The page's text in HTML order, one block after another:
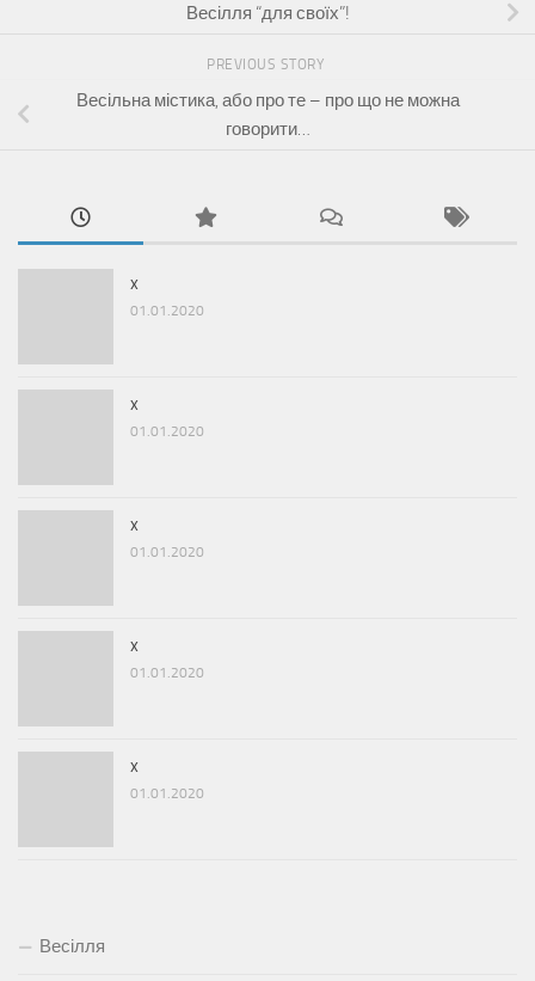
Весілля “для своїх”!
PREVIOUS STORY
Весільна містика, або про те – про що не можна
говорити…
x
01.01.2020
x
01.01.2020
x
01.01.2020
x
01.01.2020
x
01.01.2020
Весілля